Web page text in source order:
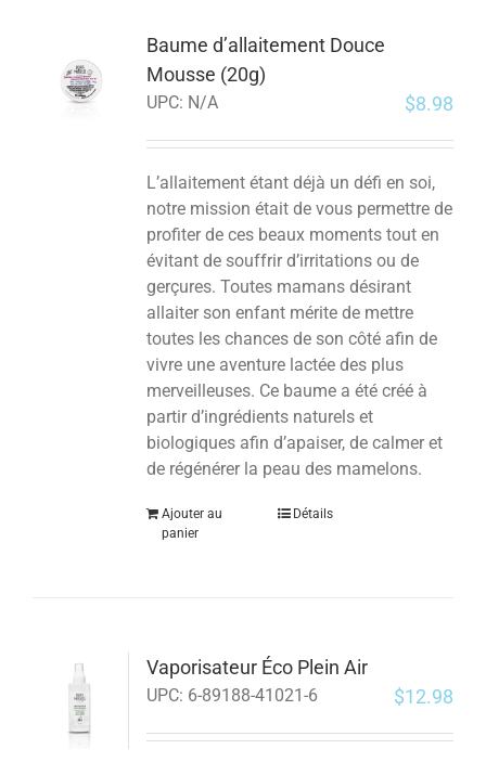
Baume d’allaitement Douce
Mousse (20g)
UPC: N/A $8.98
L’allaitement étant déjà un défi en soi,
notre mission était de vous permettre de
profiter de ces beaux moments tout en
évitant de souffrir d’irritations ou de
gerçures. Toutes mamans désirant
allaiter son enfant mérite de mettre
toutes les chances de son côté afin de
vivre une aventure lactée des plus
merveilleuses. Ce baume a été créé à
partir d’ingrédients naturels et
biologiques afin d’apaiser, de calmer et
de régénérer la peau des mamelons.
Ajouter au
panier
Détails
Vaporisateur Éco Plein Air
UPC: 6-89188-41021-6 $12.98